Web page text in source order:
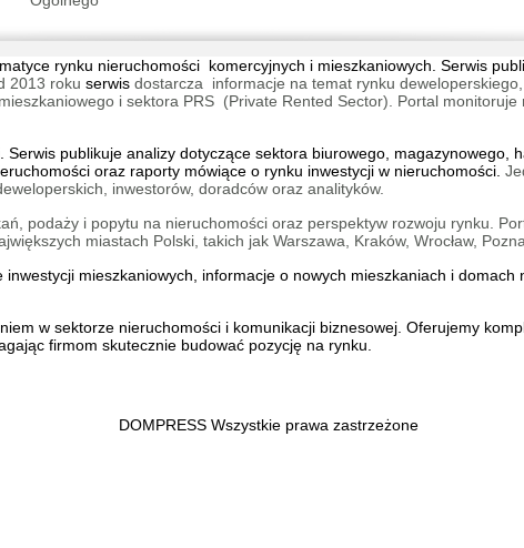
rynku nieruchomości komercyjnych i mieszkaniowych. Serwis
2013 roku serwis dostarcza informacje na temat rynku
i sektora PRS (Private Rented Sector). Portal
Serwis publikuje analizy dotyczące sektora biurowego,
oraz raporty mówiące o rynku inwestycji w nieruchomości.
inwestorów, doradców oraz analityków.
podaży i popytu na nieruchomości oraz perspektyw rozwoju rynku.
miastach Polski, takich jak Warszawa, Kraków, Wrocław,
inwestycji mieszkaniowych, informacje o nowych mieszkaniach i domach
w sektorze nieruchomości i komunikacji biznesowej. Oferujemy
firmom skutecznie budować pozycję na rynku.
DOMPRESS Wszystkie prawa zastrzeżone